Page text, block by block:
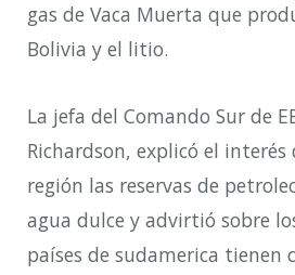
gas de Vaca Muerta que
Bolivia y el litio.
La jefa del Comando Sur de
Richardson, explicó el interés
región las reservas de
agua dulce y advirtió sobre
países de sudamerica tienen